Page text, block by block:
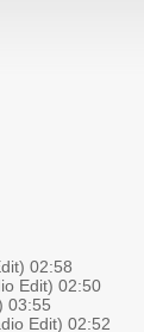
02:58
Edit) 02:50
03:55
Edit) 02:52